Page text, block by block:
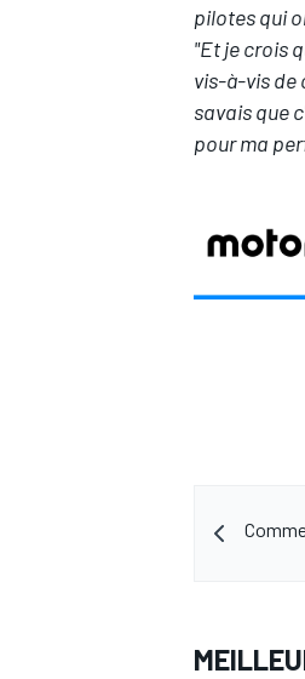
pilotes qui
"Et je crois
vis-à-vis de
savais que
pour ma